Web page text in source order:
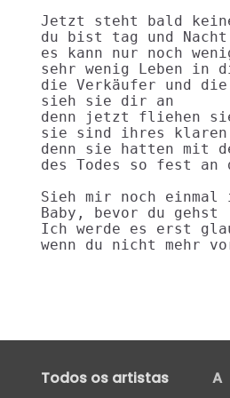
Jetzt steht bald
du bist tag und
es kann nur noch
sehr wenig Leben in
die Verkäufer und die
sieh sie dir an
denn jetzt fliehen
sie sind ihres klaren
denn sie hatten mit
des Todes so fest an
Sieh mir noch einmal
Baby, bevor du gehst
Ich werde es erst
wenn du nicht mehr
Todos os artistas A